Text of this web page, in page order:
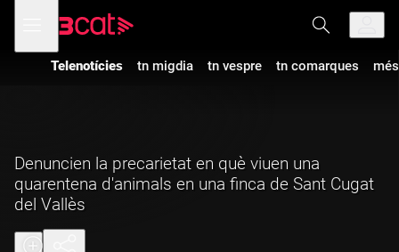
navegació
menú
de
Telenotícies tn migdia tn vespre tn comarques
Denuncien la precarietat en què viuen una
quarentena d'animals en una finca de Sant Cugat
del Vallès